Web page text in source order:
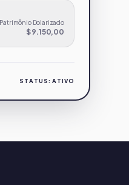
Patrimônio Dolarizado
$ 9.150,00
STATUS: ATIVO